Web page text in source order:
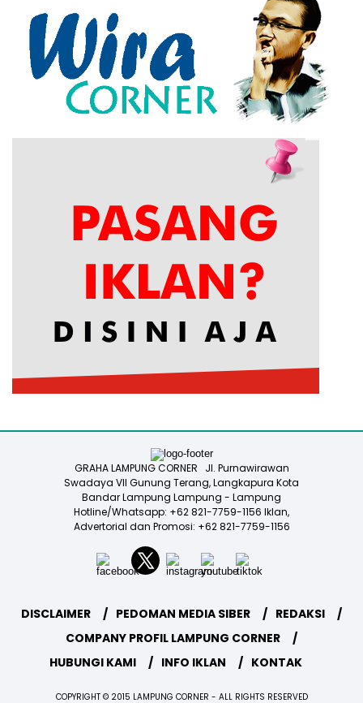
GRAHA LAMPUNG CORNER Jl. Purnawirawan
Swadaya VII Gunung Terang, Langkapura Kota
Bandar Lampung Lampung - Lampung
Hotline/Whatsapp: +62 821-7759-1156 Iklan,
Advertorial dan Promosi: +62 821-7759-1156
DISCLAIMER PEDOMAN MEDIA SIBER
REDAKSI
COMPANY PROFIL LAMPUNG CORNER
HUBUNGI KAMI
INFO IKLAN KONTAK
COPYRIGHT © 2015 LAMPUNG CORNER - ALL RIGHTS RESERVED